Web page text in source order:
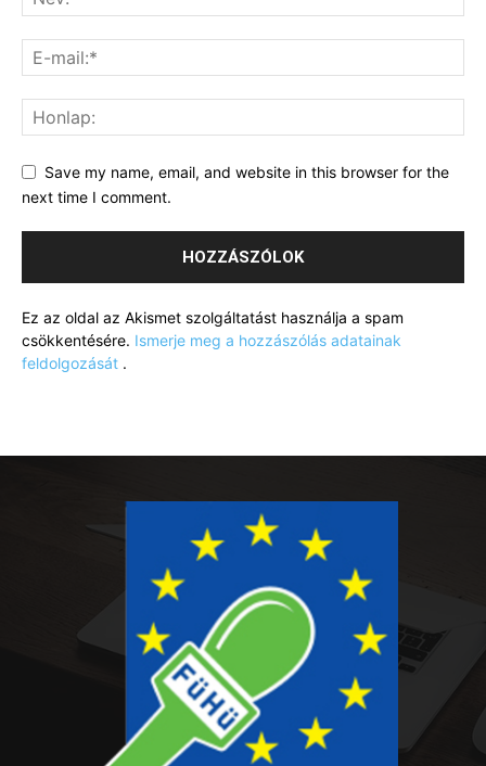
Save my name, email, and website in this browser for the
next time I comment.
Ez az oldal az Akismet szolgáltatást használja a spam
csökkentésére. Ismerje meg a hozzászólás adatainak
feldolgozását .